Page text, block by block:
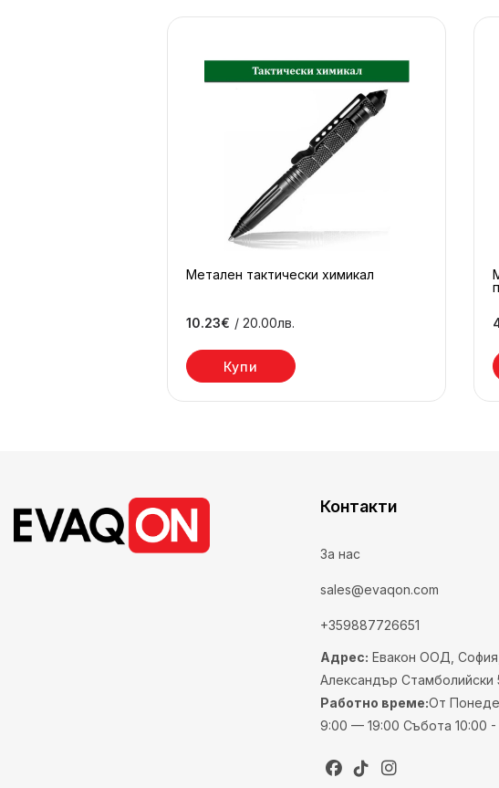
10.23€ / 20.00лв.
Метален тактически химикал
Купи
Контакти
За нас
sales@evaqon.com
+359887726651
Адрес: Евакон ООД,
Александър Стамболийски
Работно време:От
9:00 — 19:00 Събота 10:00 -